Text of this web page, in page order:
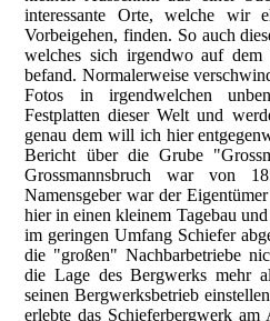
interessante Orte, welche wir
Vorbeigehen, finden. So auch
welches sich irgendwo auf dem
befand. Normalerweise
Fotos in irgendwelchen
Festplatten dieser Welt und
genau dem will ich hier
Bericht über die Grube
Grossmannsbruch war von
Namensgeber war der
hier in einen kleinem Tagebau
im geringen Umfang Schiefer
die "großen" Nachbarbetriebe
die Lage des Bergwerks mehr
seinen Bergwerksbetrieb
erlebte das Schieferbergwerk